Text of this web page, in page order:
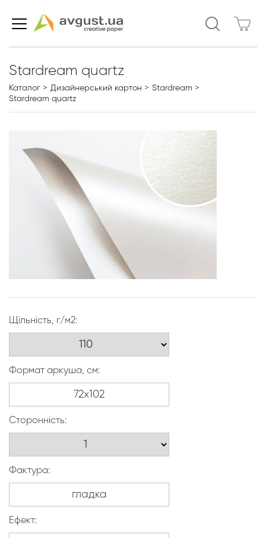
Stardream quartz
Каталог Дизайнерський картон
Stardream
Stardream quartz
Щільність, г/м2:
Формат аркуша, см:
Сторонність:
Фактура:
Ефект: